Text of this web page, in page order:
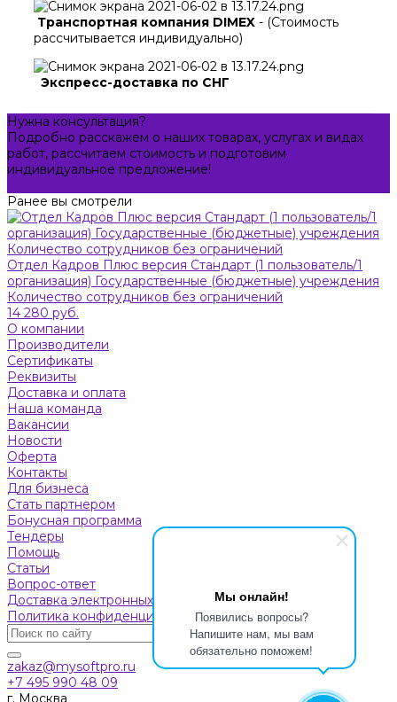
Мы онлайн!
Появились вопросы?
Напишите нам, мы вам
обязательно поможем!
Транспортная компания DIMEX - (Стоимость
рассчитывается индивидуально)
Экспресс-доставка по СНГ
Нужна консультация?
Подробно расскажем о наших товарах, услугах и видах
работ, рассчитаем стоимость и подготовим
индивидуальное предложение!
Ранее вы смотрели
Отдел Кадров Плюс версия Стандарт (1 пользователь/1
организация) Государственные (бюджетные) учреждения
Количество сотрудников без ограничений
14 280 руб.
О компании
Производители
Сертификаты
Реквизиты
Доставка и оплата
Наша команда
Вакансии
Новости
Оферта
Контакты
Для бизнеса
Стать партнером
Бонусная программа
Тендеры
Помощь
Статьи
Вопрос-ответ
Доставка электронных ключей (ESD)
Политика конфиденциальности
zakaz@mysoftpro.ru
+7 495 990 48 09
г. Москва